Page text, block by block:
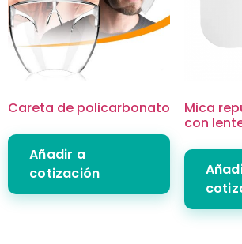
Careta de policarbonato
Añadir a
cotización
Mica
con